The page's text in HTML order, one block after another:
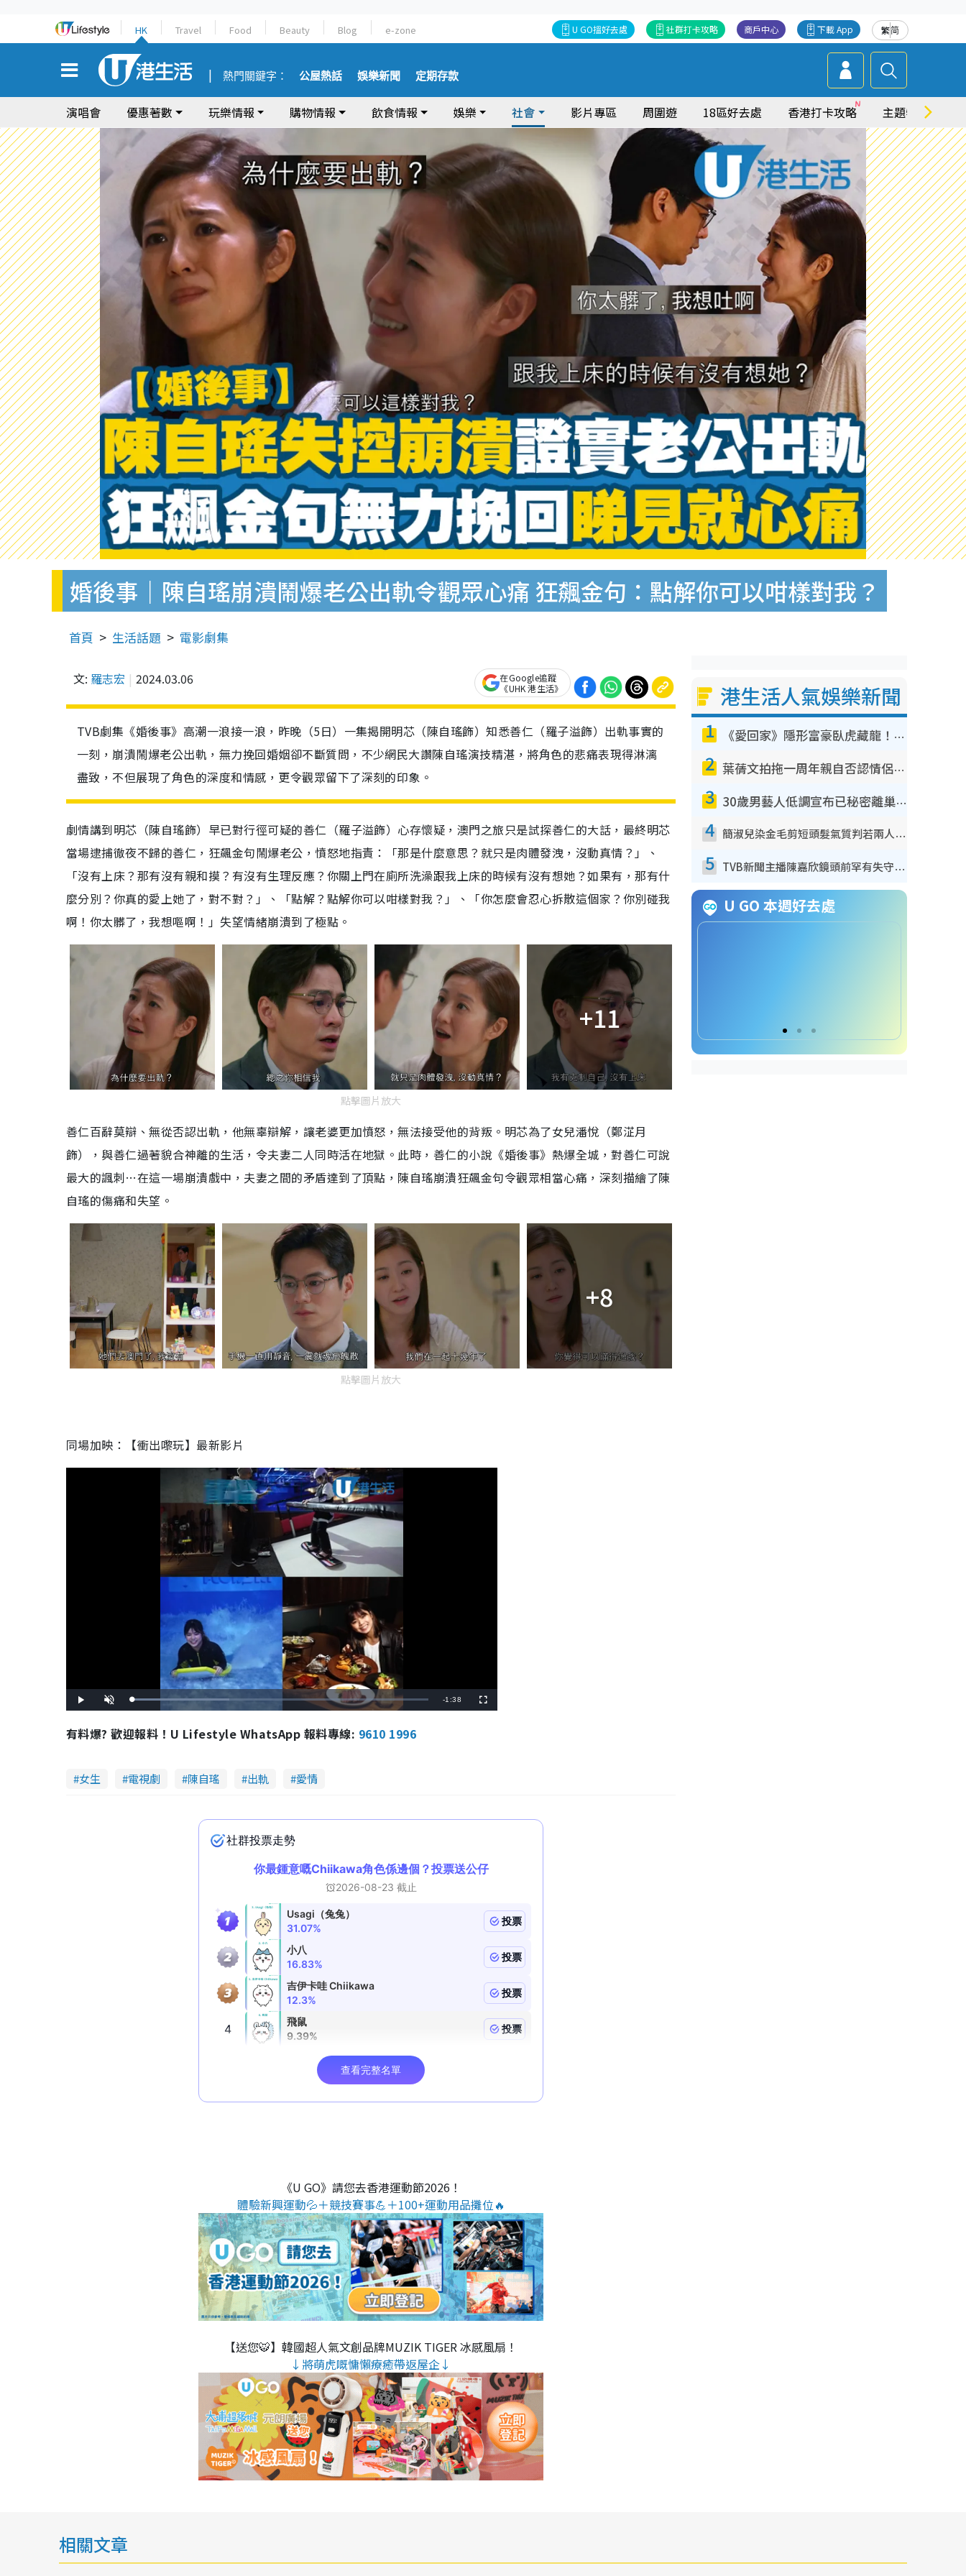
HK Travel Food Beauty Blog e-zone 繁简
下載 App
商戶中心
社群打卡攻略
U GO搵好去處
熱門關鍵字： 公屋熱話 娛樂新聞 定期存款
演唱會 優惠著數 玩樂情報 購物情報 飲食情報 娛樂 社會 影片專區 周圍遊 18區好去處 香港打卡攻略 主題特集
婚後事｜陳自瑤崩潰鬧爆老公出軌令觀眾心痛 狂飆金句：點解你可以咁樣對我？
首頁 生活話題 電影劇集
文: 羅志宏 2024.03.06
在Google追蹤
《UHK 港生活》
TVB劇集《婚後事》高潮一浪接一浪，昨晚（5日）一集揭開明芯（陳自瑤飾）知悉善仁（羅子溢飾）出軌事實的
一刻，崩潰鬧爆老公出軌，無力挽回婚姻卻不斷質問，不少網民大讚陳自瑤演技精湛，將角色的悲痛表現得淋漓
盡致，不但展現了角色的深度和情感，更令觀眾留下了深刻的印象。
劇情講到明芯（陳自瑤飾）早已對行徑可疑的善仁（羅子溢飾）心存懷疑，澳門之旅只是試探善仁的大話，最終明芯
當場逮捕徹夜不歸的善仁，狂飆金句鬧爆老公，憤怒地指責：「那是什麼意思？就只是肉體發洩，沒動真情？」、
「沒有上床？那有沒有親和摸？有沒有生理反應？你關上門在廁所洗澡跟我上床的時候有沒有想她？如果有，那有什
麼分別？你真的愛上她了，對不對？」、「點解？點解你可以咁樣對我？」、「你怎麼會忍心拆散這個家？你別碰我
啊！你太髒了，我想嘔啊！」失望情緒崩潰到了極點。
+11
點擊圖片放大
善仁百辭莫辯、無從否認出軌，他無辜辯解，讓老婆更加憤怒，無法接受他的背叛。明芯為了女兒潘悅（鄭淽月
飾），與善仁過著貌合神離的生活，令夫妻二人同時活在地獄。此時，善仁的小說《婚後事》熱爆全城，對善仁可說
最大的諷刺…在這一場崩潰戲中，夫妻之間的矛盾達到了頂點，陳自瑤崩潰狂飆金句令觀眾相當心痛，深刻描繪了陳
自瑤的傷痛和失望。
+8
點擊圖片放大
同場加映：【衝出嚟玩】最新影片
l
n
t
e
L
e
d
6
R
g
-1:38
u
有料爆? 歡迎報料！U Lifestyle WhatsApp 報料專線: 9610 1996
女生 電視劇 陳自瑤 出軌 愛情
《U GO》請您去香港運動節2026！
體驗新興運動💦＋競技賽事💪＋100+運動用品攤位🔥
【送您🐯】韓國超人氣文創品牌MUZIK TIGER 冰感風扇！
↓將萌虎嘅慵懶療癒帶返屋企↓
港生活人氣娛樂新聞
1 《愛回家》隱形富豪臥虎藏龍！盤點12位財氣逼人的有錢藝人：呢位靚女3億身家唔憂做
2 葉蒨文拍拖一周年親自否認情侶關係？！被質疑感情造假竟稱GM「普通同事」
3 30歲男藝人低調宣布已秘密離巢！人氣急跌變失蹤人口︰「這幾年過得並不容易」
4 簡淑兒染金毛剪短頭髮氣質判若兩人！嚇壞老公麥大力都認唔出：「你做咩事？」
5 TVB新聞主播陳嘉欣鏡頭前罕有失守！遭林超英一句說話突襲嚇親當場大笑
U GO 本週好去處
相關文章